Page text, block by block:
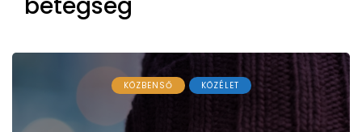
KÖZBENSŐ KÖZÉLET